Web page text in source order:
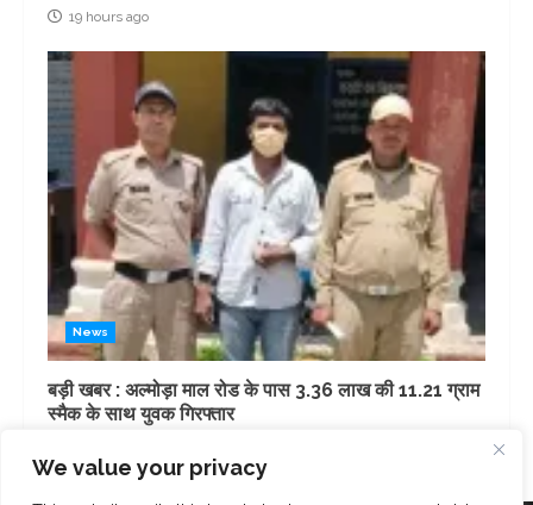
We value your privacy
19 hours ago
News
बड़ी खबर : अल्मोड़ा माल रोड के पास 3.36 लाख की 11.21 ग्राम
स्मैक के साथ युवक गिरफ्तार